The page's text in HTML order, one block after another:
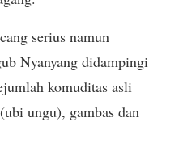
serius namun
Nyanyang didampingi
komuditas asli
ungu), gambas dan